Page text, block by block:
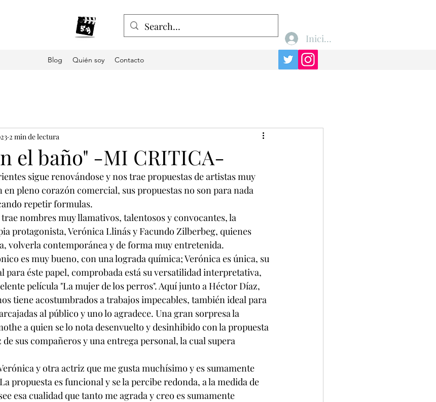
Blog Quién soy Contacto
Iniciar sesión
el baño" -MI CRITICA-
2 min de lectura
sigue renovándose y nos trae propuestas de artistas muy
en pleno corazón comercial, sus propuestas no son para nada
repetir formulas.
nombres muy llamativos, talentosos y convocantes, la
protagonista, Verónica Llinás y Facundo Zilberbeg, quienes
volverla contemporánea y de forma muy entretenida.
es muy bueno, con una lograda química; Verónica es única, su
para éste papel, comprobada está su versatilidad interpretativa,
película "La mujer de los perros". Aquí junto a Héctor Díaz,
tiene acostumbrados a trabajos impecables, también ideal para
al público y uno lo agradece. Una gran sorpresa la
a quien se lo nota desenvuelto y desinhibido con la propuesta
sus compañeros y una entrega personal, la cual supera
y otra actriz que me gusta muchísimo y es sumamente
propuesta es funcional y se la percibe redonda, a la medida de
esa cualidad que tanto me agrada y creo es sumamente